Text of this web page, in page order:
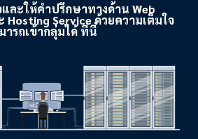
ละให้คำปรึกษาทางด้าน Web
Hosting Service ด้วยความเต็มใจ
ารถเข้ากลุ่มได้ ที่นี่